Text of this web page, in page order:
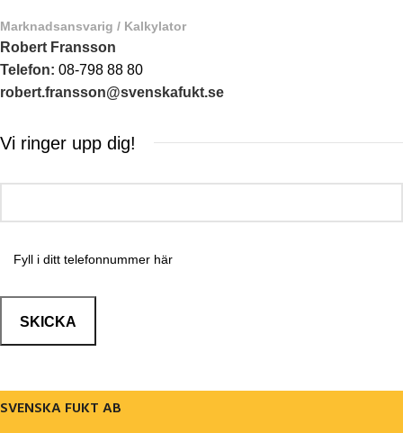
Marknadsansvarig / Kalkylator
Robert Fransson
Telefon: 08-798 88 80
robert.fransson@svenskafukt.se
Vi ringer upp dig!
SVENSKA FUKT AB